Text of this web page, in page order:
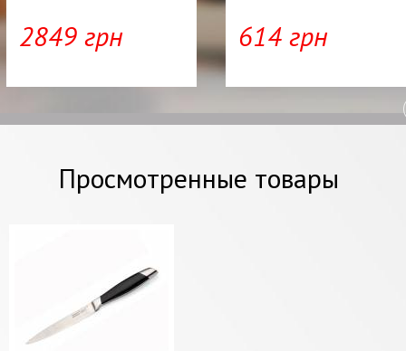
2849 грн 614 грн
Просмотренные товары